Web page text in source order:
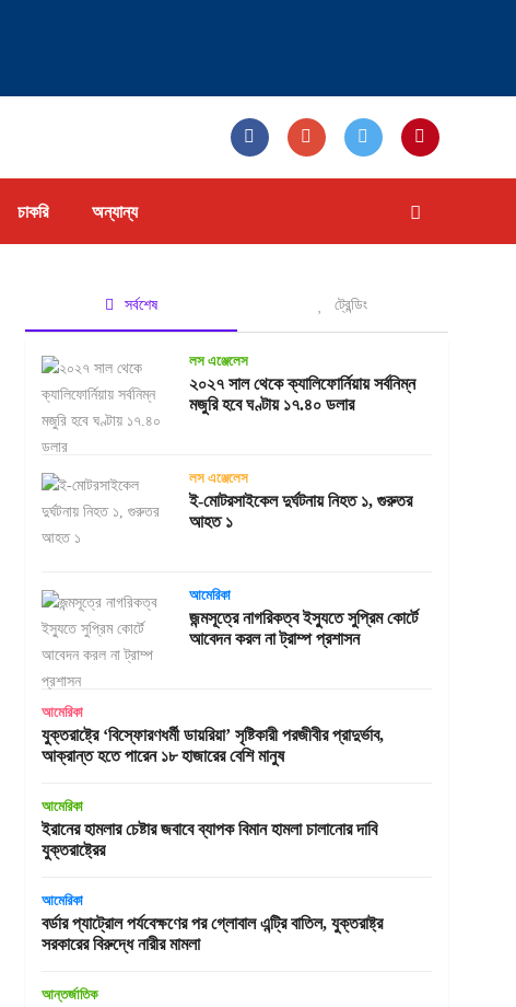
চাকরি অন্যান্য
সর্বশেষ ট্রেন্ডিং
লস এঞ্জেলেস
২০২৭ সাল থেকে ক্যালিফোর্নিয়ায় সর্বনিম্ন
মজুরি হবে ঘণ্টায় ১৭.৪০ ডলার
লস এঞ্জেলেস
ই-মোটরসাইকেল দুর্ঘটনায় নিহত ১, গুরুতর
আহত ১
আমেরিকা
জন্মসূত্রে নাগরিকত্ব ইস্যুতে সুপ্রিম কোর্টে
আবেদন করল না ট্রাম্প প্রশাসন
আমেরিকা
যুক্তরাষ্ট্রে ‘বিস্ফোরণধর্মী ডায়রিয়া’ সৃষ্টিকারী পরজীবীর প্রাদুর্ভাব,
আক্রান্ত হতে পারেন ১৮ হাজারের বেশি মানুষ
আমেরিকা
ইরানের হামলার চেষ্টার জবাবে ব্যাপক বিমান হামলা চালানোর দাবি
যুক্তরাষ্ট্রের
আমেরিকা
বর্ডার প্যাট্রোল পর্যবেক্ষণের পর গ্লোবাল এন্ট্রি বাতিল, যুক্তরাষ্ট্র
সরকারের বিরুদ্ধে নারীর মামলা
আন্তর্জাতিক